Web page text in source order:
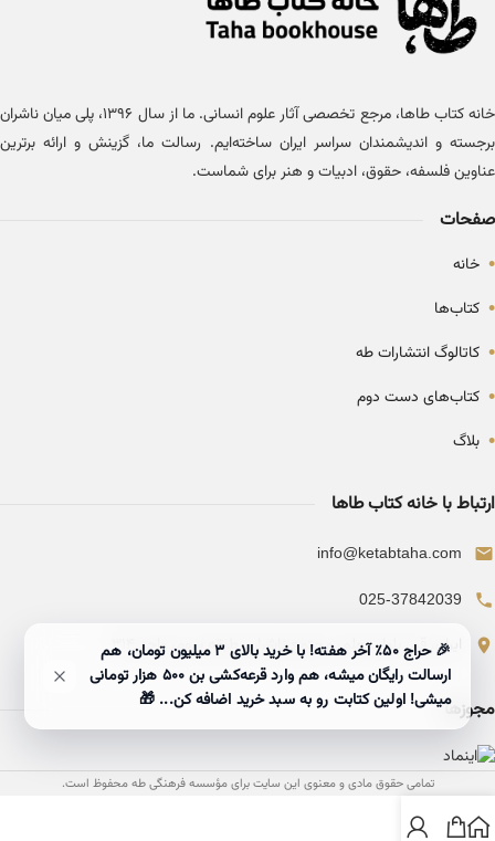
خانه کتاب طاها، مرجع تخصصی آثار علوم انسانی. ما از سال ۱۳۹۶، پلی میان ناشران
برجسته و اندیشمندان سراسر ایران ساخته‌ایم. رسالت ما، گزینش و ارائه برترین
عناوین فلسفه، حقوق، ادبیات و هنر برای شماست.
صفحات
• خانه
• کتاب‌ها
• کاتالوگ انتشارات طه
• کتاب‌های دست دوم
• بلاگ
ارتباط با خانه کتاب طاها
info@ketabtaha.com
025-37842039
ایران، قم، بلوار معلم، مجتمع ناشران، طبقه سوم، واحد ۳۱۴
مجوزها
تمامی حقوق مادی و معنوی این سایت برای مؤسسه فرهنگی طه محفوظ است.
🎉 حراج ۵۰٪ آخر هفته! با خرید بالای 3 میلیون تومان، هم
ارسالت رایگان میشه، هم وارد قرعه‌کشی بن ۵۰۰ هزار تومانی
میشی! اولین کتابت رو به سبد خرید اضافه کن... 🎁